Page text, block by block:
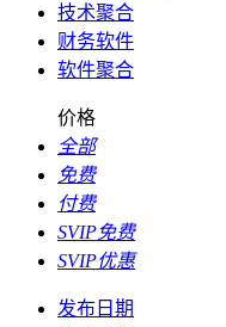
技术聚合
财务软件
软件聚合
价格
全部
免费
付费
SVIP免费
SVIP优惠
发布日期